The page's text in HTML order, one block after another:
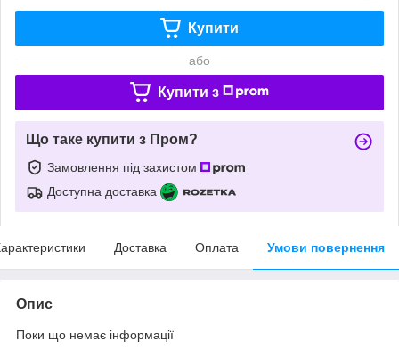
Купити
або
Купити з
Що таке купити з Пром?
Замовлення під захистом
Доступна доставка
Доставка Оплата Умови повернення
Опис
Поки що немає інформації